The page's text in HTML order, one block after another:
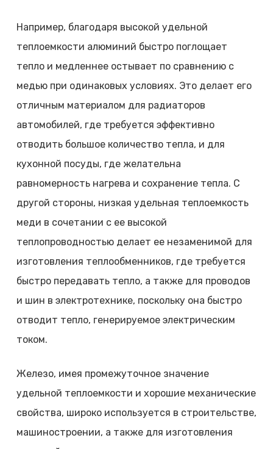
Например, благодаря высокой удельной
теплоемкости алюминий быстро поглощает
тепло и медленнее остывает по сравнению с
медью при одинаковых условиях. Это делает его
отличным материалом для радиаторов
автомобилей, где требуется эффективно
отводить большое количество тепла, и для
кухонной посуды, где желательна
равномерность нагрева и сохранение тепла. С
другой стороны, низкая удельная теплоемкость
меди в сочетании с ее высокой
теплопроводностью делает ее незаменимой для
изготовления теплообменников, где требуется
быстро передавать тепло, а также для проводов
и шин в электротехнике, поскольку она быстро
отводит тепло, генерируемое электрическим
током.
Железо, имея промежуточное значение
удельной теплоемкости и хорошие механические
свойства, широко используется в строительстве,
машиностроении, а также для изготовления